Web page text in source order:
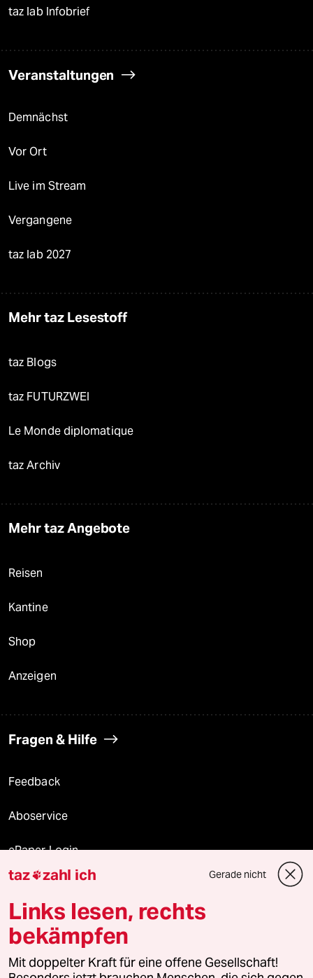
taz lab Infobrief
Veranstaltungen
Demnächst
Vor Ort
Live im Stream
Vergangene
taz lab 2027
Mehr taz Lesestoff
taz Blogs
taz FUTURZWEI
Le Monde diplomatique
taz Archiv
Mehr taz Angebote
Reisen
Kantine
Shop
Anzeigen
Fragen & Hilfe
Feedback
Aboservice
ePaper Login
Downloads für Abonnierende
© 2026 taz Verlags und Vertriebs GmbH
Alle Rechte vorbehalten. Bei rechtlichen Fragen oder für Genehmigungen
wenden Sie sich bitte an lizenzen@taz.de
taz zahl ich Gerade nicht
Links lesen, rechts
bekämpfen
Mit doppelter Kraft für eine offene Gesellschaft!